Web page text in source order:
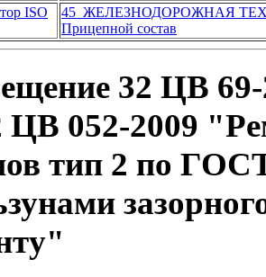
ISO
45 ЖЕЛЕЗНОДОРОЖНАЯ
Прицепной состав
32 ЦВ
ЦВ 052-2009
тип 2 по